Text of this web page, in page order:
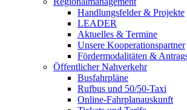
Handlungsfelder & Projekte
LEADER
Aktuelles & Termine
Unsere Kooperationspartner
Fördermodalitäten &
Öffentlicher Nahverkehr
Busfahrpläne
Rufbus und 50/50-Taxi
Online-Fahrplanauskunft